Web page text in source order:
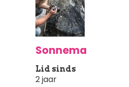
Sonnema
Lid sinds
2 jaar